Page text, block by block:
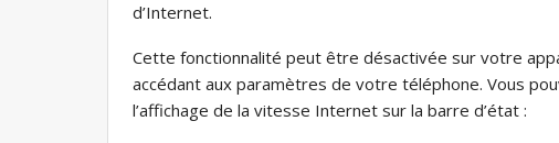
d’Internet.
Cette fonctionnalité peut être désactivée sur votre
accédant aux paramètres de votre téléphone. Vous
l’affichage de la vitesse Internet sur la barre d’état :